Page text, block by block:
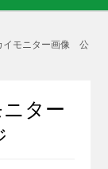
イモニター画像 公
ター